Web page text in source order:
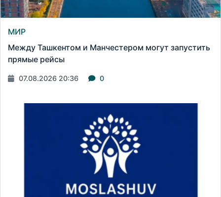
МИР
Между Ташкентом и Манчестером могут запустить
прямые рейсы
07.08.2026 20:36 0